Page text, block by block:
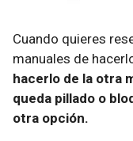
Cuando quieres
manuales de
hacerlo de la otra
queda pillado o
otra opción.